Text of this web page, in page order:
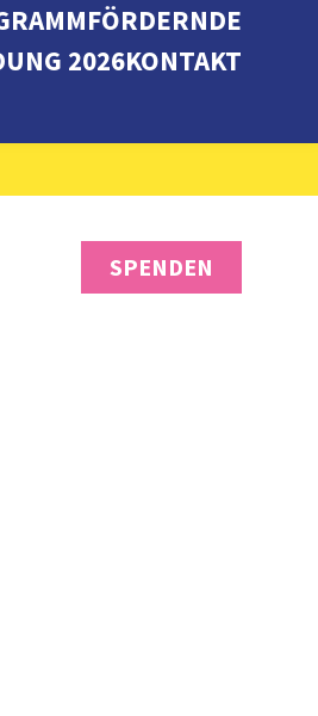
FÖRDERNDE
2026KONTAKT
SPENDEN